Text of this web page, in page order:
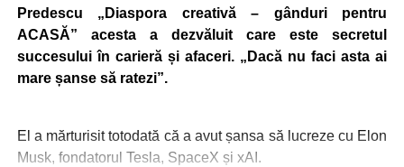
Predescu „Diaspora creativă – gânduri pentru
ACASĂ” acesta a dezvăluit care este secretul
succesului în carieră și afaceri. „Dacă nu faci asta ai
mare șanse să ratezi”.
El a mărturisit totodată că a avut șansa să lucreze cu Elon
Musk, fondatorul Tesla, SpaceX și xAI.